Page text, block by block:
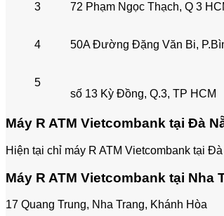
3 72 Phạm Ngọc Thạch, Q 3
4 50A Đường Đặng Văn Bi,
5
số 13 Kỳ Đồng, Q.3, TP HCM
Máy R ATM Vietcombank tại Đà
Hiện tại chỉ máy R ATM Vietcombank tại
Máy R ATM Vietcombank tại Nha
17 Quang Trung, Nha Trang, Khánh Hòa